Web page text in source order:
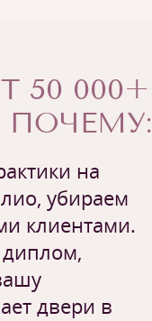
50 000+
ПОЧЕМУ:
на
убираем
клиентами.
двери в